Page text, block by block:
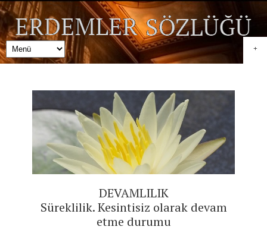
+
DEVAMLILIK
Süreklilik. Kesintisiz olarak devam
etme durumu